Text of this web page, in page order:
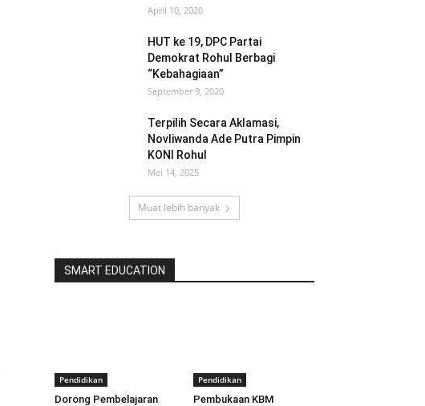
April 10, 2020
HUT ke 19, DPC Partai
Demokrat Rohul Berbagi
“Kebahagiaan”
September 9, 2020
Terpilih Secara Aklamasi,
Novliwanda Ade Putra Pimpin
KONI Rohul
Mei 14, 2025
Muat lebih banyak
SMART EDUCATION
Pendidikan
Dorong Pembelajaran
Pendidikan
Pembukaan KBM